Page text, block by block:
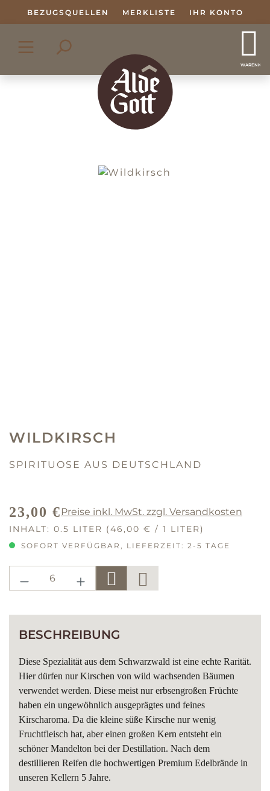
Zum Hauptinhalt springen
BEZUGSQUELLEN MERKLISTE IHR KONTO
WARENKORB
Bildergalerie überspringen
WILDKIRSCH
SPIRITUOSE AUS DEUTSCHLAND
REGULÄRER PREIS:
23,00 €Preise inkl. MwSt. zzgl. Versandkosten
INHALT: 0.5 LITER (46,00 € / 1 LITER)
SOFORT VERFÜGBAR, LIEFERZEIT: 2-5 TAGE
PRODUKT ANZAHL: GIB DEN
BESCHREIBUNG
Diese Spezialität aus dem Schwarzwald ist eine echte Rarität.
Hier dürfen nur Kirschen von wild wachsenden Bäumen
verwendet werden. Diese meist nur erbsengroßen Früchte
haben ein ungewöhnlich ausgeprägtes und feines
Kirscharoma. Da die kleine süße Kirsche nur wenig
Fruchtfleisch hat, aber einen großen Kern entsteht ein
schöner Mandelton bei der Destillation. Nach dem
destillieren Reifen die hochwertigen Premium Edelbrände in
unseren Kellern 5 Jahre.